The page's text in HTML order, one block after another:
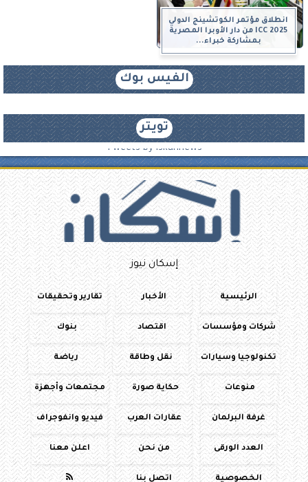
انطلاق مؤتمر الكوتشينج الدولي
ICC 2025 من دار الأوبرا المصرية
بمشاركة خبراء...
الفيس بوك
تويتر
Tweets by iskannews
إسكان نيوز
الرئيسية الأخبار تقارير وتحقيقات
شركات ومؤسسات اقتصاد بنوك
تكنولوجيا وسيارات نقل وطاقة رياضة
منوعات حكاية صورة مجتمعات وأجهزة
غرفة البرلمان عقارات العرب فيديو وانفوجراف
العدد الورقى من نحن اعلن معنا
الخصوصية اتصل بنا 